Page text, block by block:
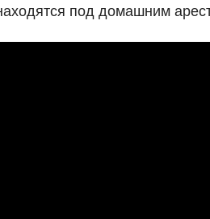
под домашним